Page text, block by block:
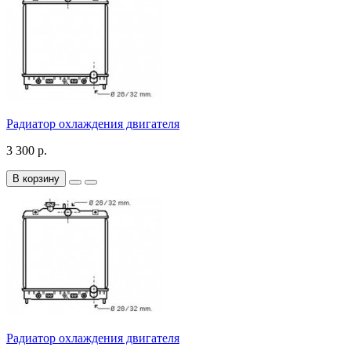
Радиатор охлаждения двигателя
3 300 р.
В корзину
Радиатор охлаждения двигателя